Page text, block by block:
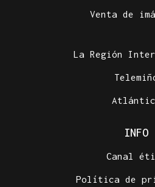
Venta de
La Región
INFO
Canal
Política de